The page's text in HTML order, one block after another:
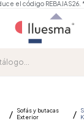
el código REBAJAS26.
Sofás y butacas
Exterior